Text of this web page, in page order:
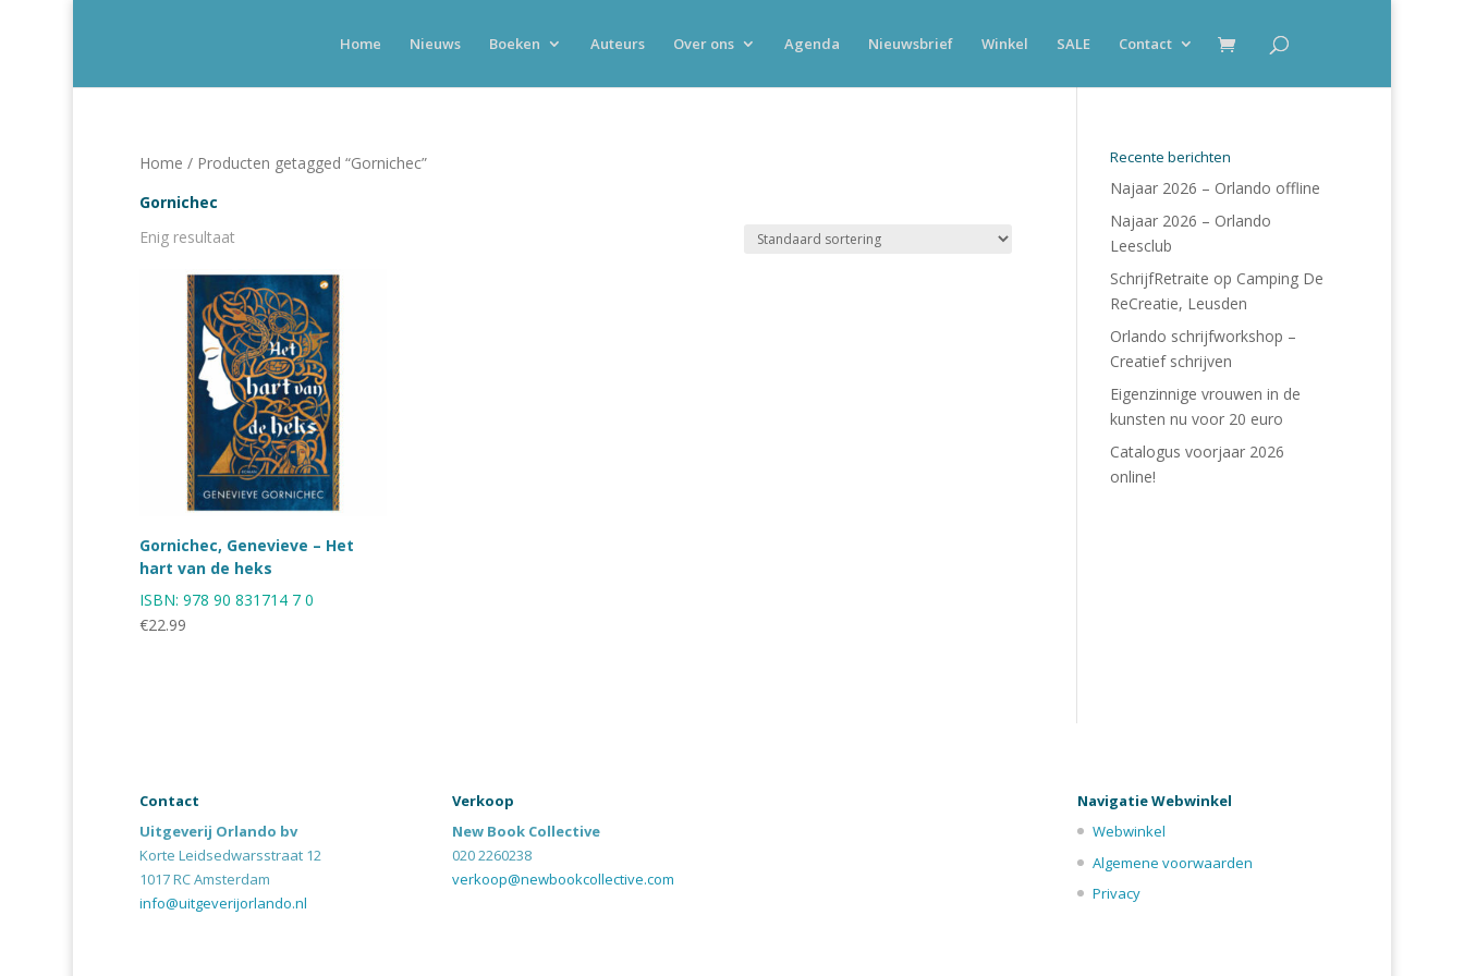
Home Nieuws Boeken Auteurs Over ons Agenda Nieuwsbrief Winkel SALE Contact
Home / Producten getagged “Gornichec”
Gornichec
Enig resultaat
Gornichec, Genevieve – Het
hart van de heks
ISBN: 978 90 831714 7 0
€22.99
Recente berichten
Najaar 2026 – Orlando offline
Najaar 2026 – Orlando
Leesclub
SchrijfRetraite op Camping De
ReCreatie, Leusden
Orlando schrijfworkshop –
Creatief schrijven
Eigenzinnige vrouwen in de
kunsten nu voor 20 euro
Catalogus voorjaar 2026
online!
Contact
Uitgeverij Orlando bv
Korte Leidsedwarsstraat 12
1017 RC Amsterdam
info@uitgeverijorlando.nl
Verkoop
New Book Collective
020 2260238
verkoop@newbookcollective.com
Navigatie Webwinkel
Webwinkel
Algemene voorwaarden
Privacy